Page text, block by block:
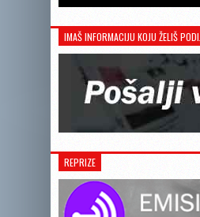
IMAŠ INFORMACIJU KOJU ŽELIŠ
REPRIZE